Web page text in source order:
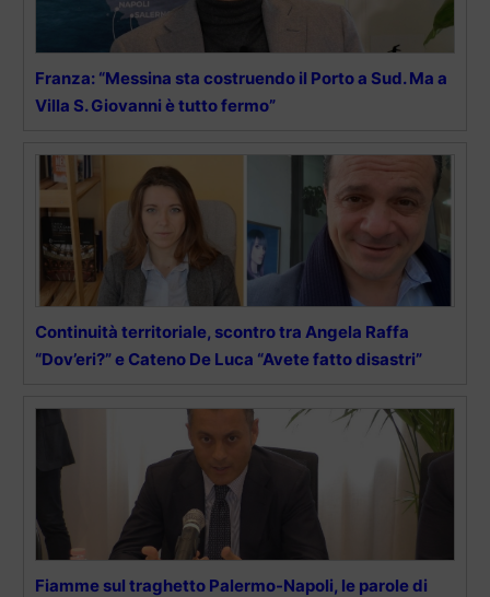
Franza: “Messina sta costruendo il Porto a Sud. Ma a
Villa S. Giovanni è tutto fermo”
Continuità territoriale, scontro tra Angela Raffa
“Dov’eri?” e Cateno De Luca “Avete fatto disastri”
Fiamme sul traghetto Palermo-Napoli, le parole di